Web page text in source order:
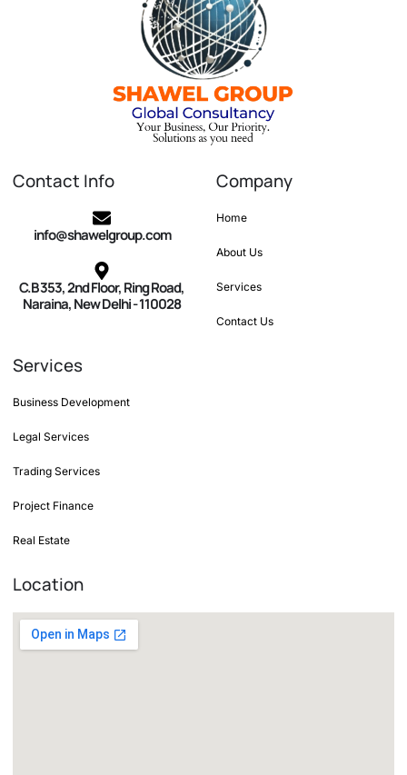
Contact Info
info@shawelgroup.com
C.B 353, 2nd Floor, Ring Road,
Naraina, New Delhi - 110028
Company
Home
About Us
Services
Contact Us
Services
Business Development
Legal Services
Trading Services
Project Finance
Real Estate
Location